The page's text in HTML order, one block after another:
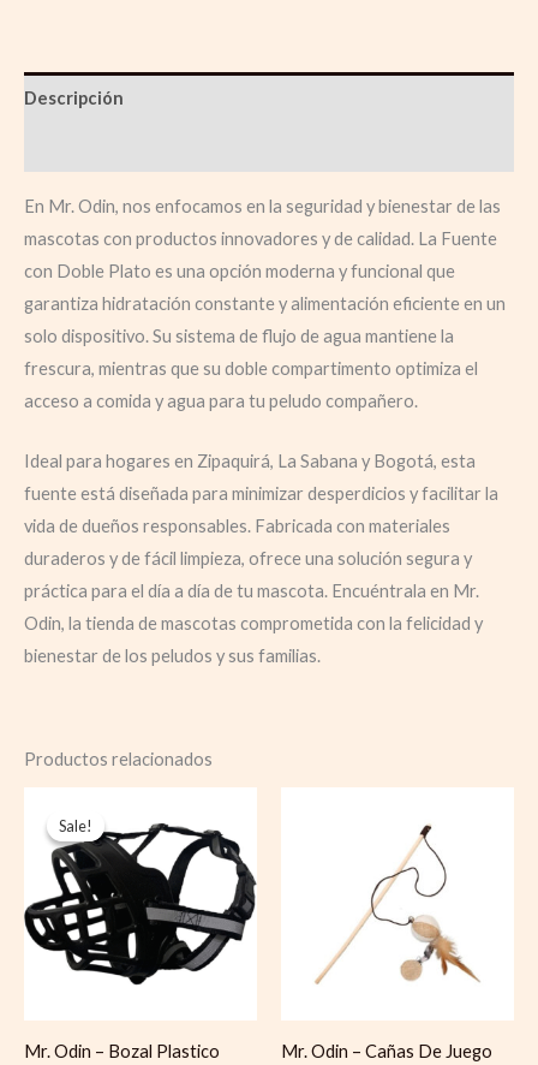
Descripción
En Mr. Odin, nos enfocamos en la seguridad y bienestar de las
mascotas con productos innovadores y de calidad. La Fuente
con Doble Plato es una opción moderna y funcional que
garantiza hidratación constante y alimentación eficiente en un
solo dispositivo. Su sistema de flujo de agua mantiene la
frescura, mientras que su doble compartimento optimiza el
acceso a comida y agua para tu peludo compañero.
Ideal para hogares en Zipaquirá, La Sabana y Bogotá, esta
fuente está diseñada para minimizar desperdicios y facilitar la
vida de dueños responsables. Fabricada con materiales
duraderos y de fácil limpieza, ofrece una solución segura y
práctica para el día a día de tu mascota. Encuéntrala en Mr.
Odin, la tienda de mascotas comprometida con la felicidad y
bienestar de los peludos y sus familias.
Productos relacionados
Sale!
Sale!
Mr. Odin – Bozal Plastico
was:
$ 27.500.
is:
$ 25.000.
Mr. Odin – Cañas De Juego